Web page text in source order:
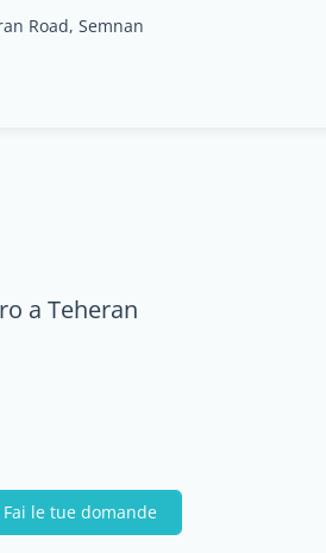
Road, Semnan
a Teheran
Fai le tue domande